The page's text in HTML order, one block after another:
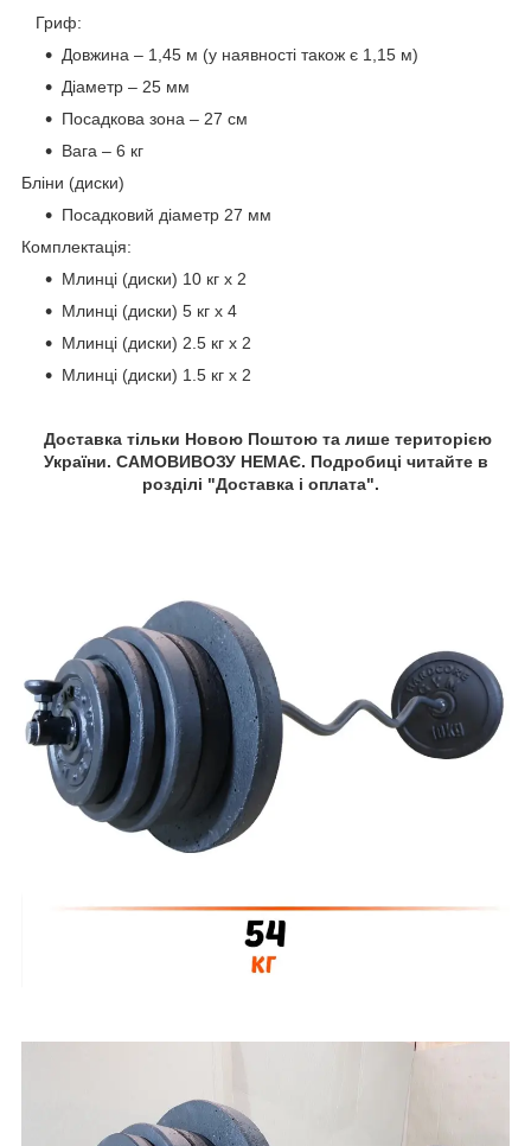
Гриф:
Довжина – 1,45 м (у наявності також є 1,15 м)
Діаметр – 25 мм
Посадкова зона – 27 см
Вага – 6 кг
Бліни (диски)
Посадковий діаметр 27 мм
Комплектація:
Млинці (диски) 10 кг х 2
Млинці (диски) 5 кг х 4
Млинці (диски) 2.5 кг х 2
Млинці (диски) 1.5 кг х 2
Доставка тільки Новою Поштою та лише територією
України. САМОВИВОЗУ НЕМАЄ. Подробиці читайте в
розділі "Доставка і оплата".